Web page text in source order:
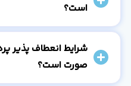
است؟
شرایط انعطاف پذیر
صورت است؟